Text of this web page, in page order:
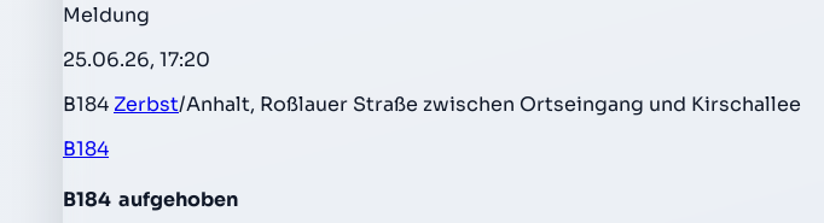
Meldung
25.06.26, 17:20
B184 Zerbst/Anhalt, Roßlauer Straße zwischen Ortseingang und Kirschallee
B184
B184 aufgehoben